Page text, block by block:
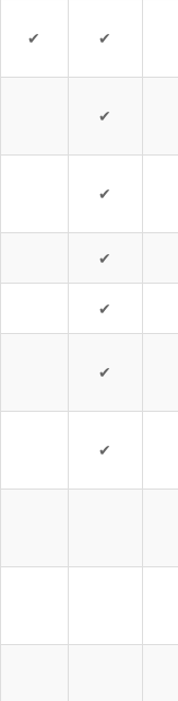
✔ ✔
✔
✔
✔
✔
✔
✔